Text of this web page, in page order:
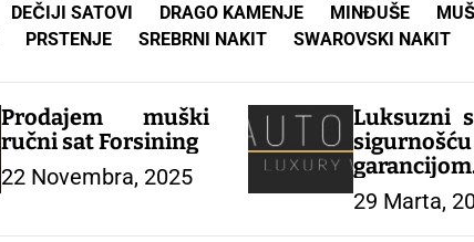
DEČIJI SATOVI DRAGO KAMENJE MINĐUŠE
PRSTENJE SREBRNI NAKIT SWAROVSKI NAKIT
Prodajem muški
ručni sat Forsining
22 Novembra, 2025
Luksuzni
Beograd
29 Marta,